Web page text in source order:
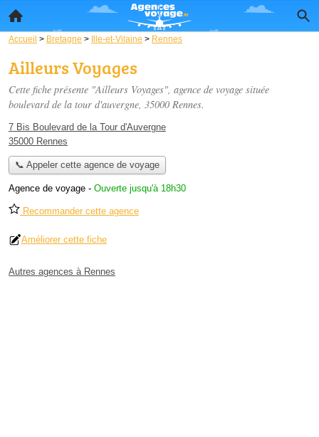
Accueil > Bretagne > Ille-et-Vilaine > Rennes
Ailleurs Voyages
Cette fiche présente "Ailleurs Voyages", agence de voyage située
boulevard de la tour d'auvergne, 35000 Rennes.
7 Bis Boulevard de la Tour d'Auvergne
35000 Rennes
📞 Appeler cette agence de voyage
Agence de voyage - Ouverte jusqu'à 18h30
Recommander cette agence
Améliorer cette fiche
Autres agences à Rennes